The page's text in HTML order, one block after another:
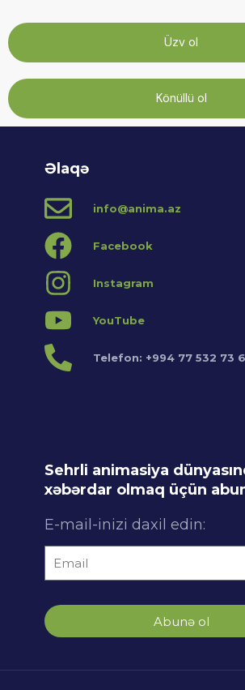
Üzv ol
Könüllü ol
Əlaqə
info@anima.az
Facebook
Instagram
YouTube
Telefon: +994 77 532 73
Sehrli animasiya
xəbərdar olmaq üçün
E-mail-inizi daxil edin:
Abunə ol